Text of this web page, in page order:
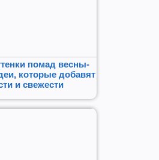
помад весны-
которые добавят
и свежести